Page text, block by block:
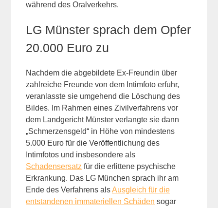
während des Oralverkehrs.
LG Münster sprach dem Opfer
20.000 Euro zu
Nachdem die abgebildete Ex-Freundin über
zahlreiche Freunde von dem Intimfoto erfuhr,
veranlasste sie umgehend die Löschung des
Bildes. Im Rahmen eines Zivilverfahrens vor
dem Landgericht Münster verlangte sie dann
„Schmerzensgeld“ in Höhe von mindestens
5.000 Euro für die Veröffentlichung des
Intimfotos und insbesondere als
Schadensersatz für die erlittene psychische
Erkrankung. Das LG München sprach ihr am
Ende des Verfahrens alsAusgleich für die
entstandenen immateriellen Schäden sogar